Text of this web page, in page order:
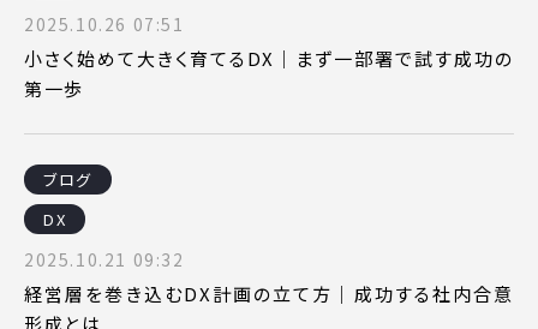
2025.10.26 07:51
小さく始めて大きく育てるDX｜まず一部署で試す成功の
第一歩
ブログ
DX
2025.10.21 09:32
経営層を巻き込むDX計画の立て方｜成功する社内合意